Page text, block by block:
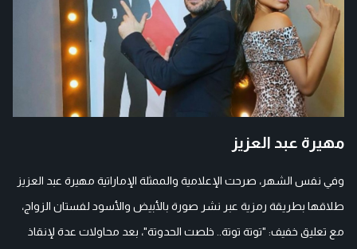
مهيرة عبد العزيز
وفي نفس الشهر، صرحت الإعلامية والممثلة الإماراتية مهيرة عبد العزيز
طلاقها بطريقة رمزية عبر نشر صورة بالأبيض والأسود لفستان الزواج،
مع تعليق خفيف: "توتة توتة.. خلصت الحدوتة"، بعد محاولات عدة لإنقاذ